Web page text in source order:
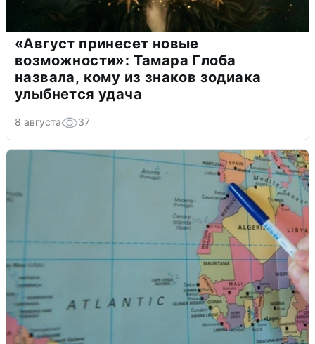
«Август принесет новые
возможности»: Тамара Глоба
назвала, кому из знаков зодиака
улыбнется удача
8 августа 37